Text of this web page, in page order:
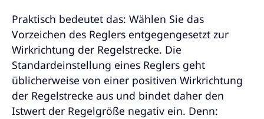
Praktisch bedeutet das: Wählen Sie das
Vorzeichen des Reglers entgegengesetzt zur
Wirkrichtung der Regelstrecke. Die
Standardeinstellung eines Reglers geht
üblicherweise von einer positiven Wirkrichtung
der Regelstrecke aus und bindet daher den
Istwert der Regelgröße negativ ein. Denn: